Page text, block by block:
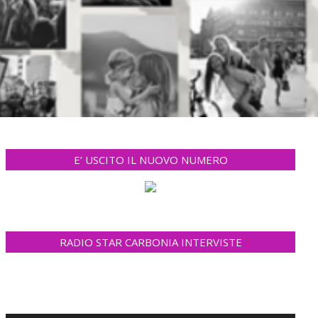
E’ USCITO IL NUOVO NUMERO
RADIO STAR CARBONIA INTERVISTE